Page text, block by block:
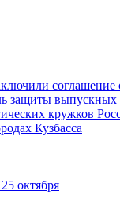
соглашение
защиты выпускных
кружков
Кузбасса
октября